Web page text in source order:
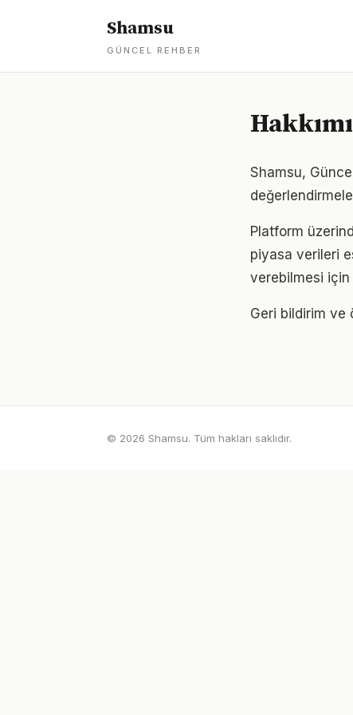
Shamsu
GÜNCEL REHBER
Shamsu,
Platform
piyasa verileri
verebilmesi için
Geri bildirim ve
© 2026 Shamsu. Tüm hakları saklıdır.